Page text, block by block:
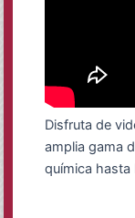
Disfruta de
amplia gama
química hasta